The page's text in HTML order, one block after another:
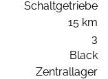
Schaltgetriebe
15 km
3
Black
Zentrallager